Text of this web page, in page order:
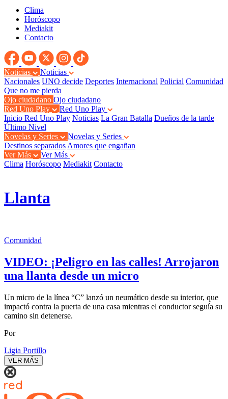
Clima
Horóscopo
Mediakit
Contacto
Noticias
Noticias
Nacionales UNO decide Deportes Internacional Policial Comunidad
Que no me pierda
Ojo ciudadano Ojo ciudadano
Red Uno Play
Red Uno Play
Inicio Red Uno Play Noticias La Gran Batalla Dueños de la tarde
Último Nivel
Novelas y Series
Novelas y Series
Destinos separados Amores que engañan
Ver Más
Ver Más
Clima Horóscopo Mediakit Contacto
Llanta
Comunidad
VIDEO: ¡Peligro en las calles! Arrojaron
una llanta desde un micro
Un micro de la línea “C” lanzó un neumático desde su interior, que
impactó contra la puerta de una casa mientras el conductor seguía su
camino sin detenerse.
Por
Ligia Portillo
VER MÁS